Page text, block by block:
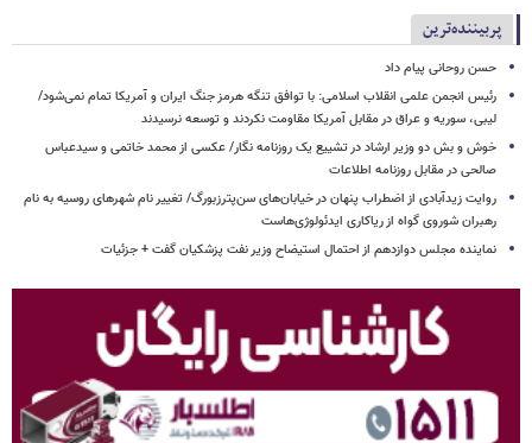
پربیننده‌ترین
حسن روحانی پیام داد
رئیس انجمن علمی انقلاب اسلامی: با توافق تنگه هرمز جنگ ایران و آمریکا تمام نمی‌شود/
لیبی، سوریه و عراق در مقابل آمریکا مقاومت نکردند و توسعه نرسیدند
خوش و بش دو وزیر ارشاد در تشییع یک روزنامه نگار/ عکسی از محمد خاتمی و سیدعباس
صالحی در مقابل روزنامه اطلاعات
روایت زیدآبادی از اضطراب پنهان در خیابان‌های سن‌پترزبورگ/ تغییر نام شهرهای روسیه به نام
رهبران شوروی گواه از ریاکاری ایدئولوژی‌هاست
نماینده مجلس دوازدهم از احتمال استیضاح وزیر نفت پزشکیان گفت + جزئیات